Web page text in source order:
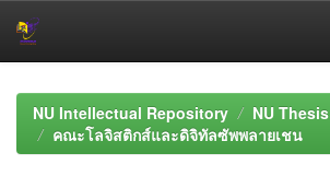
navigationNU Intellectual Repository
NU Thesis
คณะโลจิสติกส์และดิจิทัลซัพพลายเชน